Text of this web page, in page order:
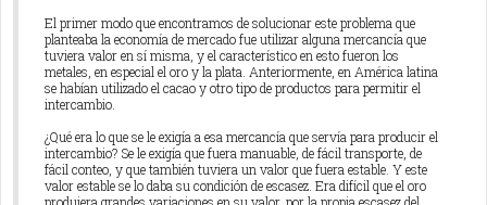
El primer modo que encontramos de solucionar este problema que
planteaba la economía de mercado fue utilizar alguna mercancía que
tuviera valor en sí misma, y el característico en esto fueron los
metales, en especial el oro y la plata. Anteriormente, en América latina
se habían utilizado el cacao y otro tipo de productos para permitir el
intercambio.
¿Qué era lo que se le exigía a esa mercancía que servía para producir el
intercambio? Se le exigía que fuera manuable, de fácil transporte, de
fácil conteo, y que también tuviera un valor que fuera estable. Y este
valor estable se lo daba su condición de escasez. Era difícil que el oro